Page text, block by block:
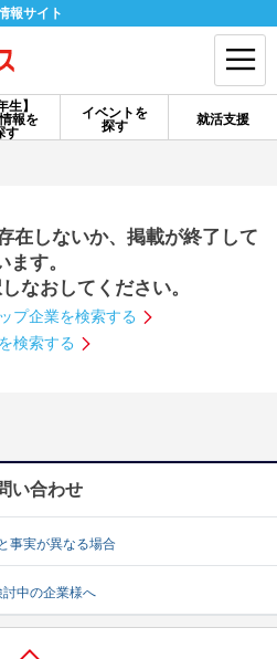
報サイト
生】
報を
す
イベントを
探す
就活支援
ログイン
【4年生】
説明会を探す
インターンを探す
お役立ち記事・相談室など
就活チャンネル
在しないか、掲載が終了して
ます。
なおしてください。
プ企業を検索する
検索する
い合わせ
事実が異なる場合
討中の企業様へ